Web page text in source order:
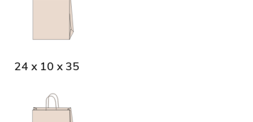
24 x 10 x 35